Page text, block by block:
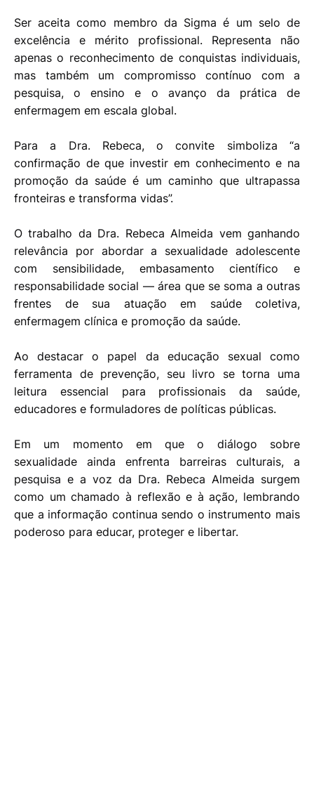
Ser aceita como membro da Sigma é um selo de
excelência e mérito profissional. Representa não
apenas o reconhecimento de conquistas individuais,
mas também um compromisso contínuo com a
pesquisa, o ensino e o avanço da prática de
enfermagem em escala global.
Para a Dra. Rebeca, o convite simboliza “a
confirmação de que investir em conhecimento e na
promoção da saúde é um caminho que ultrapassa
fronteiras e transforma vidas”.
O trabalho da Dra. Rebeca Almeida vem ganhando
relevância por abordar a sexualidade adolescente
com sensibilidade, embasamento científico e
responsabilidade social — área que se soma a outras
frentes de sua atuação em saúde coletiva,
enfermagem clínica e promoção da saúde.
Ao destacar o papel da educação sexual como
ferramenta de prevenção, seu livro se torna uma
leitura essencial para profissionais da saúde,
educadores e formuladores de políticas públicas.
Em um momento em que o diálogo sobre
sexualidade ainda enfrenta barreiras culturais, a
pesquisa e a voz da Dra. Rebeca Almeida surgem
como um chamado à reflexão e à ação, lembrando
que a informação continua sendo o instrumento mais
poderoso para educar, proteger e libertar.